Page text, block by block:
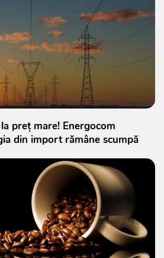
preț mare! Energocom
din import rămâne scumpă